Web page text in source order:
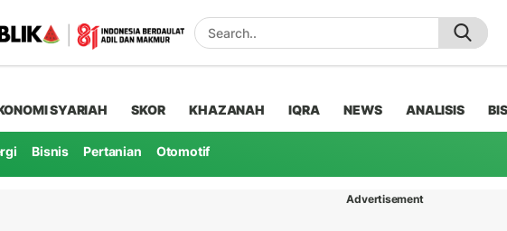
SYARIAH SKOR KHAZANAH IQRA NEWS ANALISIS
Bisnis Pertanian Otomotif
Advertisement